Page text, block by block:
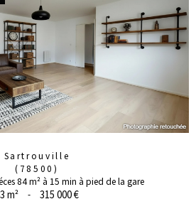
Sartrouville
(78500)
84 m² à 15 min à pied de la gare
m² - 315 000 €